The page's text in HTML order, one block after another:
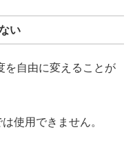
い
を自由に変えることが
使用できません。